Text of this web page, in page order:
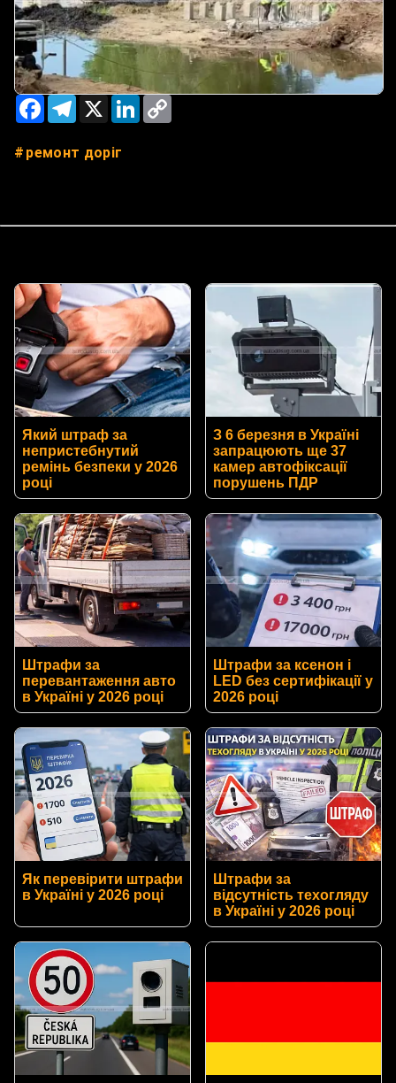
FacebookTelegram
X LinkedIn
ремонт доріг
Який штраф за
непристебнутий
ремінь безпеки у 2026
році
З 6 березня в Україні
запрацюють ще 37
камер автофіксації
порушень ПДР
Штрафи за
перевантаження авто
в Україні у 2026 році
Штрафи за ксенон і
LED без сертифікації у
2026 році
Як перевірити штрафи
в Україні у 2026 році
Штрафи за
відсутність техогляду
в Україні у 2026 році